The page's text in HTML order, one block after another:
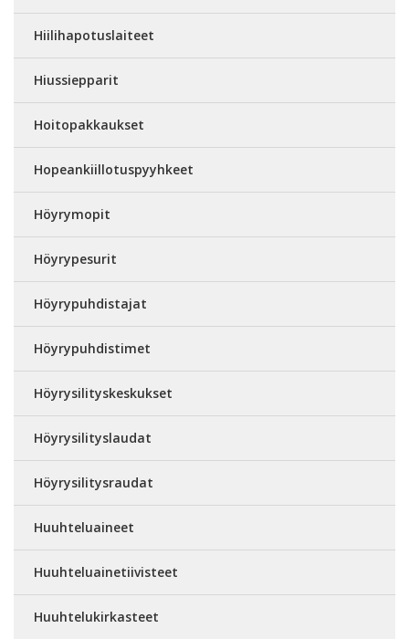
Hiilihapotuslaiteet
Hiussiepparit
Hoitopakkaukset
Hopeankiillotuspyyhkeet
Höyrymopit
Höyrypesurit
Höyrypuhdistajat
Höyrypuhdistimet
Höyrysilityskeskukset
Höyrysilityslaudat
Höyrysilitysraudat
Huuhteluaineet
Huuhteluainetiivisteet
Huuhtelukirkasteet